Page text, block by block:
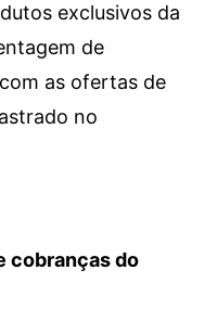
exclusivos da
de
as ofertas de
no
cobranças do